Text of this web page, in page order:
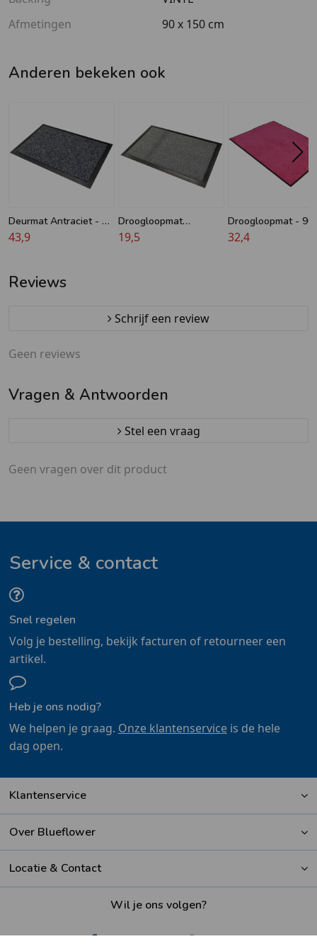
Afmetingen
90 x 150 cm
Anderen bekeken ook
Deurmat Antraciet - 90
x 150 cm - Cleantime -
43,9
Droogloopmat
Antraciet - 60 x 180 cm
19,5
Droogloopmat - 90
120 cm - Wash &
32,4
Reviews
Schrijf een review
Geen reviews
Vragen & Antwoorden
Stel een vraag
Geen vragen over dit product
Service & contact
Snel regelen
Volg je bestelling, bekijk facturen of retourneer een
artikel.
Heb je ons nodig?
We helpen je graag. Onze klantenserviceis de hele
dag open.
Klantenservice
Over Blueflower
Locatie & Contact
Wil je ons volgen?